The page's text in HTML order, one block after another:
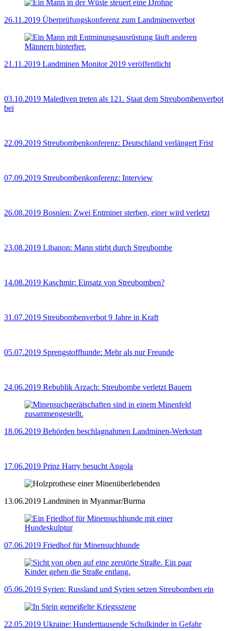
26.11.2019 Überprüfungskonferenz zum Landminenverbot
21.11.2019 Landminen Monitor 2019 veröffentlicht
03.10.2019 Malediven treten als 121. Staat dem Streubombenverbot
bei
22.09.2019 Streubombenkonferenz: Deutschland verlängert Frist
07.09.2019 Streubombenkonferenz: Interview
26.08.2019 Bosnien: Zwei Entminer sterben, einer wird verletzt
23.08.2019 Libanon: Mann stirbt durch Streubombe
14.08.2019 Kaschmir: Einsatz von Streubomben?
31.07.2019 Streubombenverbot 9 Jahre in Kraft
05.07.2019 Sprengstoffhunde: Mehr als nur Freunde
24.06.2019 Rebublik Arzach: Streubombe verletzt Bauern
18.06.2019 Behörden beschlagnahmen Landminen-Werkstatt
17.06.2019 Prinz Harry besucht Angola
13.06.2019 Landminen in Myanmar/Burma
07.06.2019 Friedhof für Minensuchhunde
05.06.2019 Syrien: Russland und Syrien setzen Streubomben ein
22.05.2019 Ukraine: Hunderttausende Schulkinder in Gefahr